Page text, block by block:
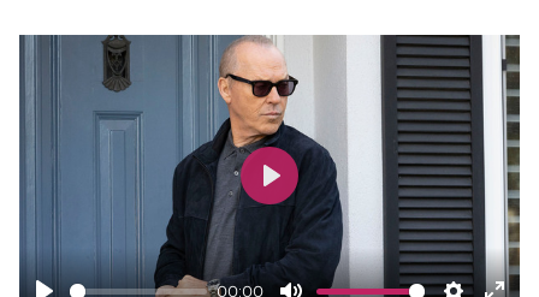
00:00
Play